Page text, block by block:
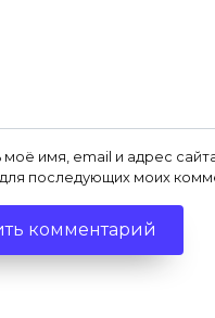
моё имя, email и адрес
последующих моих